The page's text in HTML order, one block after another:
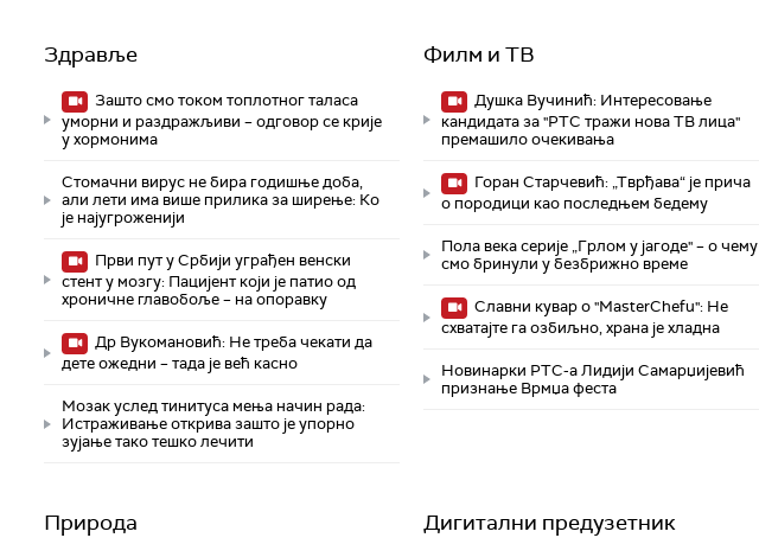
Здравље
Зашто смо током топлотног таласа
уморни и раздражљиви – одговор се крије
у хормонима
Стомачни вирус не бира годишње доба,
али лети има више прилика за ширење: Ко
је најугроженији
Први пут у Србији уграђен венски
стент у мозгу: Пацијент који је патио од
хроничне главобоље – на опоравку
Др Вукомановић: Не треба чекати да
дете ожедни – тада је већ касно
Мозак услед тинитуса мења начин рада:
Истраживање открива зашто је упорно
зујање тако тешко лечити
Филм и ТВ
Душка Вучинић: Интересовање
кандидата за "РТС тражи нова ТВ лица"
премашило очекивања
Горан Старчевић: „Тврђава“ је прича
о породици као последњем бедему
Пола века серије „Грлом у јагоде" – о чему
смо бринули у безбрижно време
Славни кувар о "MasterChefu": Не
схватајте га озбиљно, храна је хладна
Новинарки РТС-а Лидији Самарџијевић
признање Врмџа феста
Природа Дигитални предузетник